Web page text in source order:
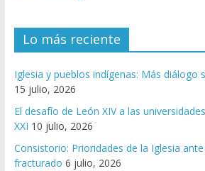
Lo más reciente
Iglesia y pueblos indígenas: Más diálogo
15 julio, 2026
El desafío de León XIV a las
XXI 10 julio, 2026
Consistorio: Prioridades de la Iglesia
fracturado 6 julio, 2026